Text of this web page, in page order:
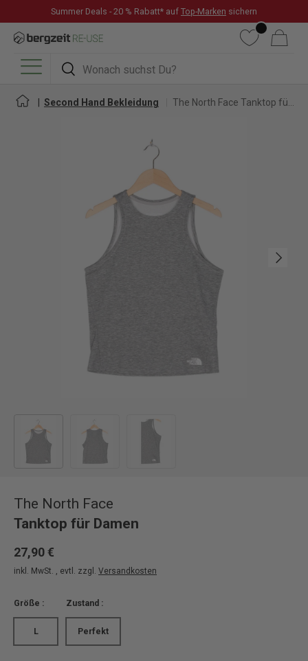
DIREKT ZUM INHALT
Summer Deals - 20 % Rabatt* auf Top-Marken sichern
Suchen
Suchen
WunschlisteWarenkorb
Menü
Second Hand Bekleidung
Nächste
The North Face
Tanktop für Damen
27,90 €
inkl. MwSt. , evtl. zzgl. Versandkosten
Größe :
L
Zustand :
Perfekt